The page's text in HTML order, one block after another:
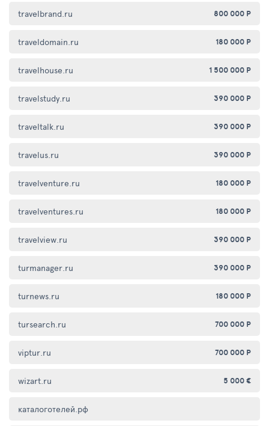
travelbrand.ru 800 000 Р
traveldomain.ru 180 000 Р
travelhouse.ru 1 500 000 Р
travelstudy.ru 390 000 Р
traveltalk.ru 390 000 Р
travelus.ru 390 000 Р
travelventure.ru 180 000 Р
travelventures.ru 180 000 Р
travelview.ru 390 000 Р
turmanager.ru 390 000 Р
turnews.ru 180 000 Р
tursearch.ru 700 000 Р
viptur.ru 700 000 Р
wizart.ru 5 000 €
каталоготелей.рф